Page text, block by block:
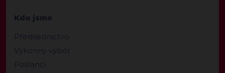
Kdo jsme
Předsednictvo
Výkonný výbor
Poslanci